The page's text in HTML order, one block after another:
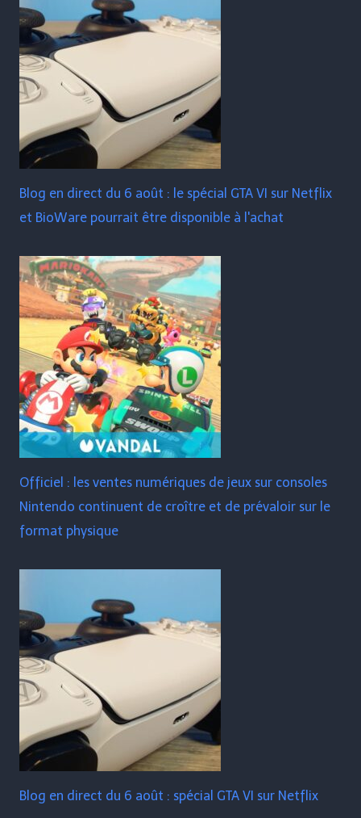
Blog en direct du 6 août : le spécial GTA VI sur Netflix
et BioWare pourrait être disponible à l'achat
Officiel : les ventes numériques de jeux sur consoles
Nintendo continuent de croître et de prévaloir sur le
format physique
Blog en direct du 6 août : spécial GTA VI sur Netflix